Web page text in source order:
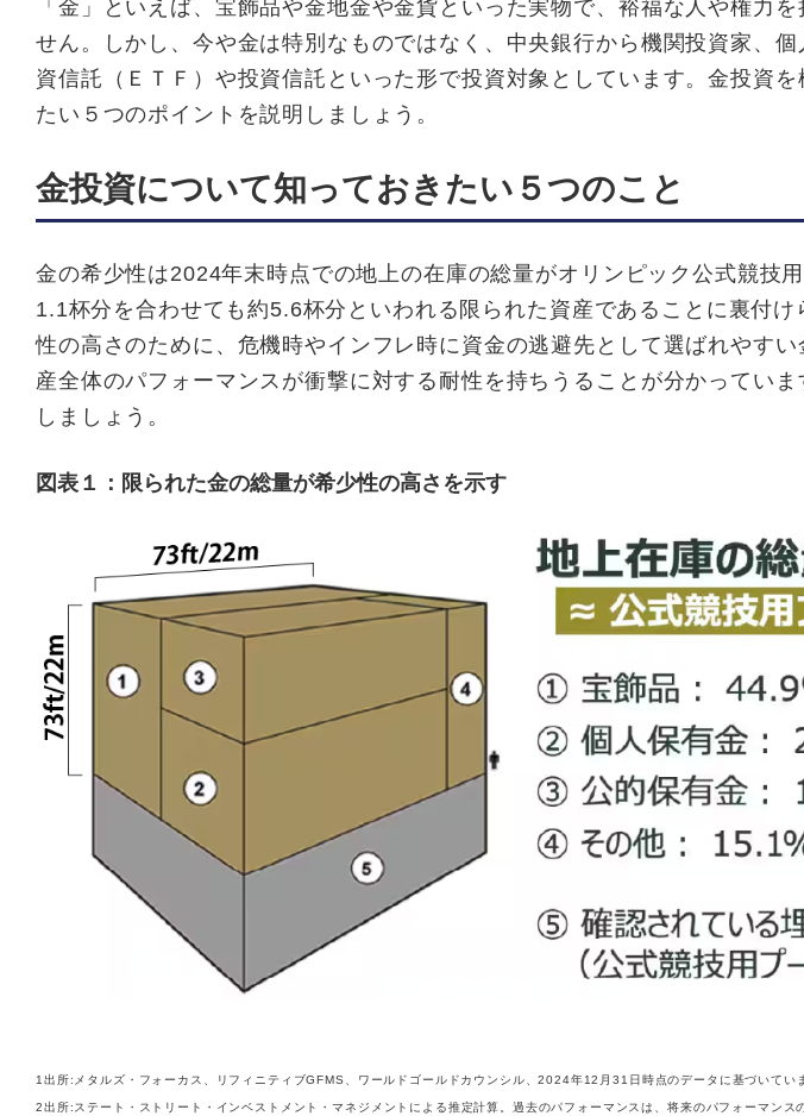
「金」といえば、宝飾品や金地金や金貨といった実物で、裕福な人や権力
せん。しかし、今や金は特別なものではなく、中央銀行から機関投資家、
資信託（ＥＴＦ）や投資信託といった形で投資対象としています。金投資
たい５つのポイントを説明しましょう。
金投資について知っておきたい５つのこと
金の希少性は2024年末時点での地上の在庫の総量がオリンピック公式競技
1.1杯分を合わせても約5.6杯分といわれる限られた資産であることに裏付
性の高さのために、危機時やインフレ時に資金の逃避先として選ばれやす
産全体のパフォーマンスが衝撃に対する耐性を持ちうることが分かってい
しましょう。
図表１：限られた金の総量が希少性の高さを示す
1出所:メタルズ・フォーカス、リフィニティブGFMS、ワールドゴールドカウンシル、2024年12月31日時点のデータに基づいてい
2出所:ステート・ストリート・インベストメント・マネジメントによる推定計算。過去のパフォーマンスは、将来のパフォーマン